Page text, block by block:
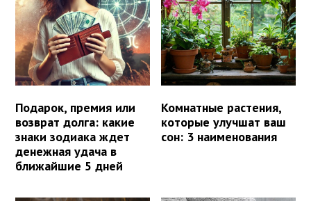
Подарок, премия или
возврат долга: какие
знаки зодиака ждет
денежная удача в
ближайшие 5 дней
Комнатные растения,
которые улучшат ваш
сон: 3 наименования